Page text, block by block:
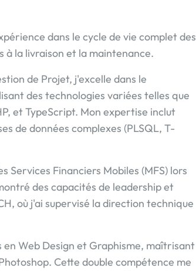
dans le cycle de vie complet des
à la livraison et la maintenance.
de Projet, j'excelle dans le
des technologies variées telles que
et TypeScript. Mon expertise inclut
de données complexes (PLSQL, T-
Services Financiers Mobiles (MFS) lors
des capacités de leadership et
où j'ai supervisé la direction technique
Web Design et Graphisme, maîtrisant
Cette double compétence me